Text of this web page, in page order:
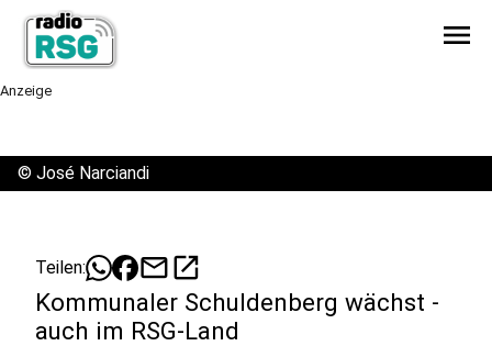
menu
Anzeige
© José Narciandi
Teilen: mailopen_in_new
Kommunaler Schuldenberg wächst -
auch im RSG-Land